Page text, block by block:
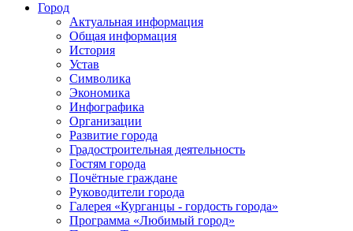
Город
Актуальная информация
Общая информация
История
Устав
Символика
Экономика
Инфографика
Организации
Развитие города
Градостроительная деятельность
Гостям города
Почётные граждане
Руководители города
Галерея «Курганцы - гордость города»
Программа «Любимый город»